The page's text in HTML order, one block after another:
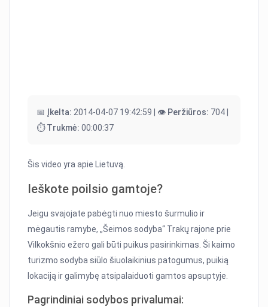
📅 Įkelta: 2014-04-07 19:42:59 | 👁️ Peržiūros: 704 |
⏱️ Trukmė: 00:00:37
Šis video yra apie Lietuvą.
Ieškote poilsio gamtoje?
Jeigu svajojate pabėgti nuo miesto šurmulio ir
mėgautis ramybe, „Šeimos sodyba“ Trakų rajone prie
Vilkokšnio ežero gali būti puikus pasirinkimas. Ši kaimo
turizmo sodyba siūlo šiuolaikinius patogumus, puikią
lokaciją ir galimybę atsipalaiduoti gamtos apsuptyje.
Pagrindiniai sodybos privalumai: